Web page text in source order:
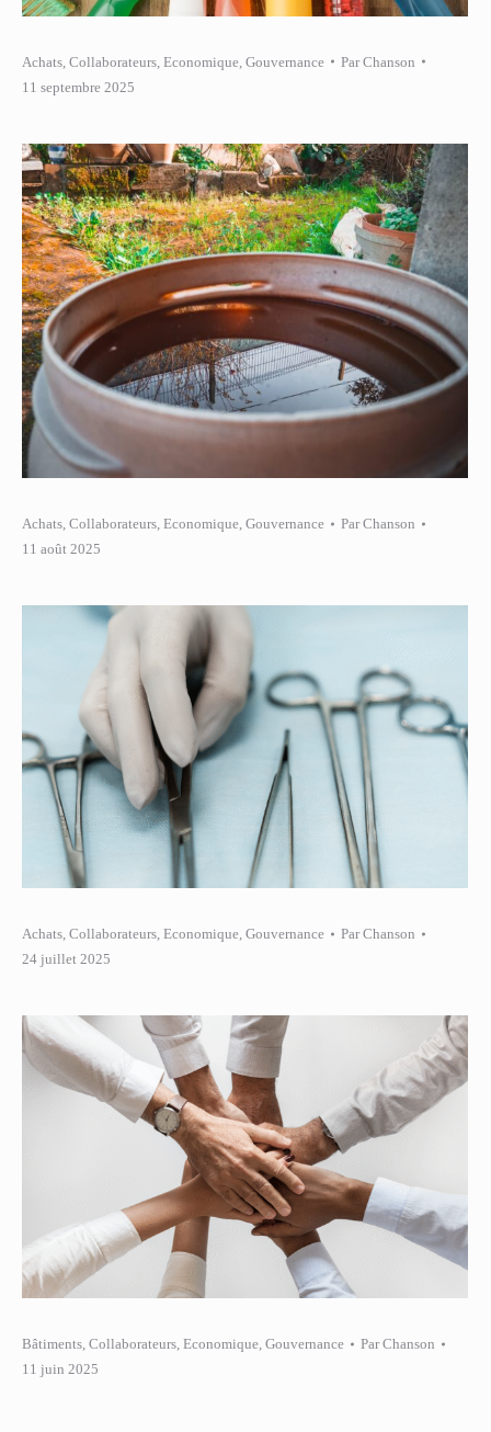
Achats Collaborateurs Economique Gouvernance ParChanson
11 septembre 2025
Achats, Collaborateurs, Economique, Gouvernance ParChanson
11 août 2025
Achats, Collaborateurs, Economique, Gouvernance ParChanson
24 juillet 2025
Bâtiments, Collaborateurs, Economique, Gouvernance ParChanson
11 juin 2025